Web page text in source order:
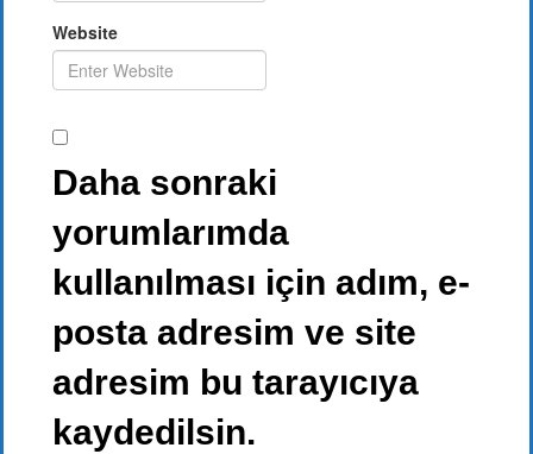
Website
Daha sonraki
yorumlarımda
kullanılması için adım, e-
posta adresim ve site
adresim bu tarayıcıya
kaydedilsin.